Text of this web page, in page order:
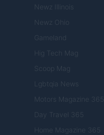
Newz Illinois
Newz Ohio
Gameland
Hig Tech Mag
Scoop Mag
Lgbtqia News
Motors Magazine 365
Day Travel 365
Home Magazine 365